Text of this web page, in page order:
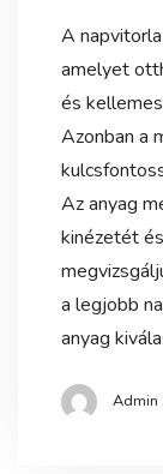
A
amelyet
és
Azonban a
Az anyag
kinézetét
a legjobb
anyag
Admin